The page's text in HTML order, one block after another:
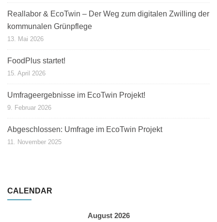
Reallabor & EcoTwin – Der Weg zum digitalen Zwilling der
kommunalen Grünpflege
13. Mai 2026
FoodPlus startet!
15. April 2026
Umfrageergebnisse im EcoTwin Projekt!
9. Februar 2026
Abgeschlossen: Umfrage im EcoTwin Projekt
11. November 2025
CALENDAR
August 2026